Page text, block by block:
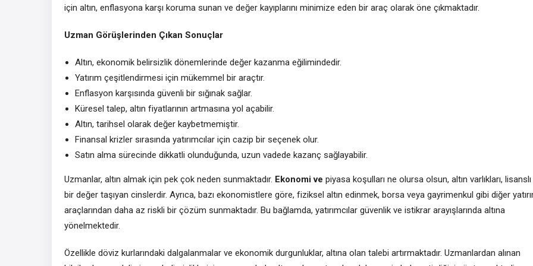
için altın, enflasyona karşı koruma sunan ve değer kayıplarını minimize eden bir araç olarak öne çıkmaktadır.
Uzman Görüşlerinden Çıkan Sonuçlar
Altın, ekonomik belirsizlik dönemlerinde değer kazanma eğilimindedir.
Yatırım çeşitlendirmesi için mükemmel bir araçtır.
Enflasyon karşısında güvenli bir sığınak sağlar.
Küresel talep, altın fiyatlarının artmasına yol açabilir.
Altın, tarihsel olarak değer kaybetmemiştir.
Finansal krizler sırasında yatırımcılar için cazip bir seçenek olur.
Satın alma sürecinde dikkatli olunduğunda, uzun vadede kazanç sağlayabilir.
Uzmanlar, altın almak için pek çok neden sunmaktadır. Ekonomi ve piyasa koşulları ne olursa olsun, altın varlıkları, lisanslı
bir değer taşıyan cinslerdir. Ayrıca, bazı ekonomistlere göre, fiziksel altın edinmek, borsa veya gayrimenkul gibi diğer
araçlarından daha az riskli bir çözüm sunmaktadır. Bu bağlamda, yatırımcılar güvenlik ve istikrar arayışlarında altına
yönelmektedir.
Özellikle döviz kurlarındaki dalgalanmalar ve ekonomik durgunluklar, altına olan talebi artırmaktadır. Uzmanlardan alınan